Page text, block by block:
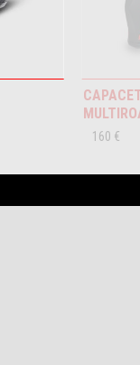
160 €